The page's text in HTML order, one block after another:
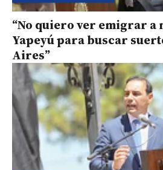
“No quiero ver emigrar a
Yapeyú para buscar
Aires”